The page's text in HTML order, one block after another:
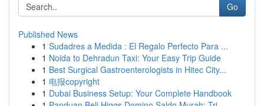
Go
Published News
1 Sudadres a Medida : El Regalo Perfecto Para ...
1 Noida to Dehradun Taxi: Your Easy Trip Guide
1 Best Surgical Gastroenterologists in Hitec City...
1 电报copyright
1 Dubai Business Setup: Your Complete Handbook